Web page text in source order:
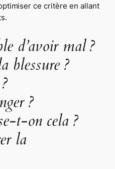
ce critère en allant
d’avoir mal ?
blessure ?
?
t-on cela ?
la